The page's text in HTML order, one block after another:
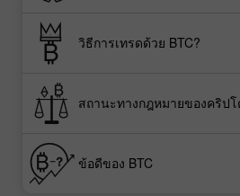
วิธีการเทรดด้วย BTC?
สถานะทางกฎหมายของคริปโ
ข้อดีของ BTC